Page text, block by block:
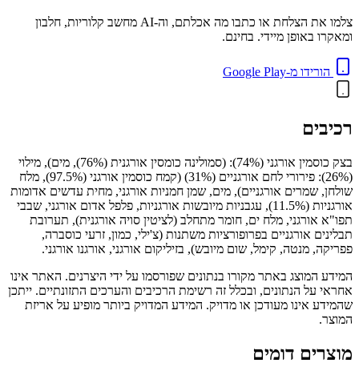
צלמו את הצלחת או כתבו מה אכלתם, וה-AI מחשב קלוריות, חלבון
ומאקרו באופן מיידי. בחינם.
הורידו מ-Google Play
רכיבים
בצק כוסמין אורגני (74%): (סמולינה כומסין אורגנית (76%), מים), מילוי
(26%): פירורי לחם אורגניים (31%) (קמח כוסמין אורגני (97.5%), מלח
שולחן, שמרים אורגניים), מים, שמן חמניות אורגני, מחית עדשים אדומות
אורגניות (11.5%), עגבניות מיובשות אורגניות, פלפל אדום אורגני, שבבי
תפו"א אורגני, מלח ים, חומר מתחלב (לציטין סויה אורגנית), תערובת
תבלינים אורגניים בפרופורציות משתנות (צ'ילי, כמון, זרעי כוסברה,
פפריקה, מנטה, קימל, שום מיובש), בזיליקום אורגני, אורגנו אורגני.
המידע המוצג באתר מקורו בנתונים שפורסמו על ידי היצרנים. האתר אינו
אחראי על הנתונים, ובכלל זה רשימת הרכיבים והערכים התזונתיים. ייתכן
שהמידע אינו מעודכן או מדויק. המידע המדויק ביותר מופיע על אריזת
המוצר.
מוצרים דומים